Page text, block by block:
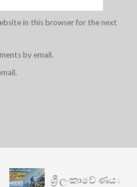
in this browser for the next
by email.
ශ්‍රී ලංකාවේ ණය